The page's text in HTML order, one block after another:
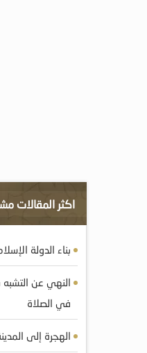
اكثر المقالات
بناء الدولة
النهي عن التشبه
في الصلاة
الهجرة إلى